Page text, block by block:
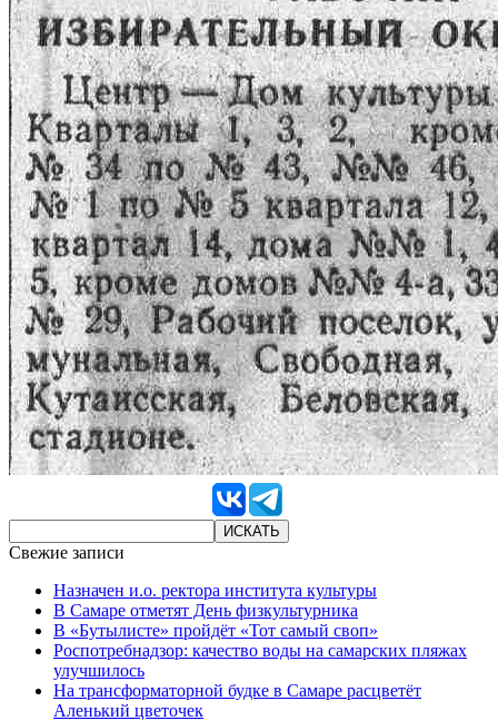
Свежие записи
Назначен и.о. ректора института культуры
В Самаре отметят День физкультурника
В «Бутылисте» пройдёт «Тот самый своп»
Роспотребнадзор: качество воды на самарских пляжах
улучшилось
На трансформаторной будке в Самаре расцветёт
Аленький цветочек